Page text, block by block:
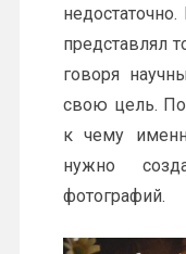
представлял
говоря
свою цель.
к чему
нужно
фотографий.